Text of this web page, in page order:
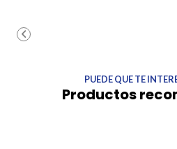
PUEDE QUE TE
Productos